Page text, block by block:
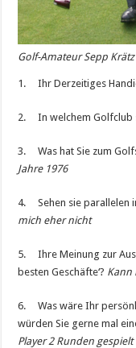
Golf-Amateur Sepp
1. Ihr Derzeitiges
2. In welchem Golfclub
3. Was hat Sie zum
Jahre 1976
4. Sehen sie parallelen
mich eher nicht
5. Ihre Meinung zur
besten Geschäfte‘? Kann
6. Was wäre Ihr
würden Sie gerne mal
Player 2 Runden gespielt